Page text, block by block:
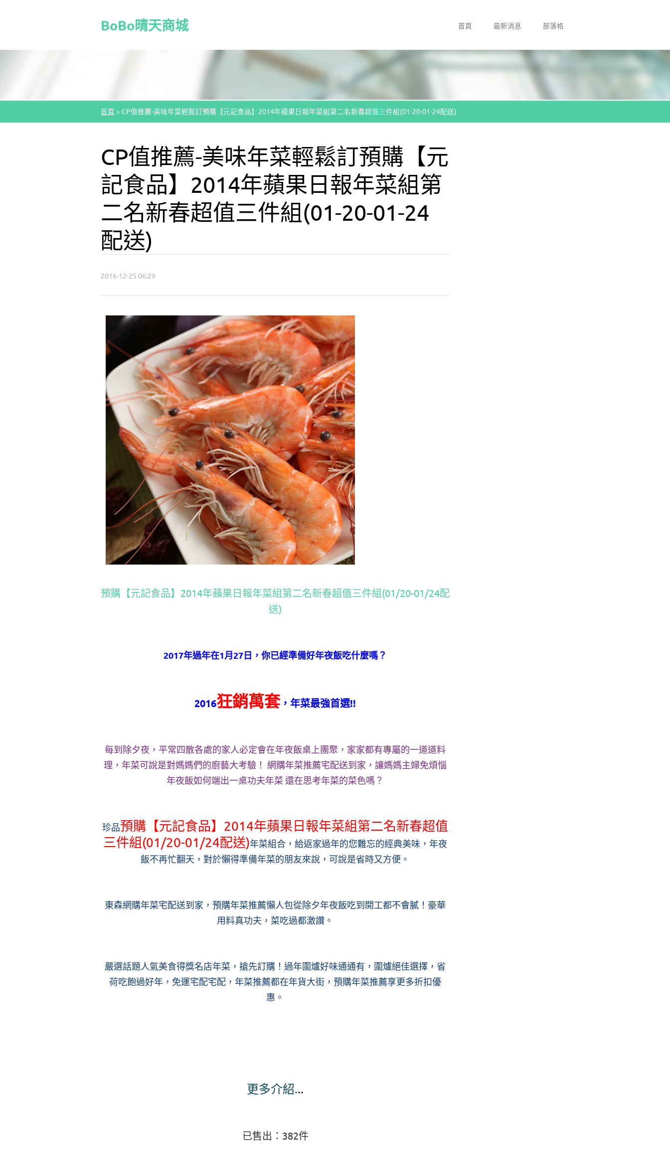
BoBo晴天商城 首頁 最新消息 部落格
首頁 > CP值推薦-美味年菜輕鬆訂預購【元記食品】2014年蘋果日報年菜組第二名新春超值三件組(01-20-01-24配送)
CP值推薦-美味年菜輕鬆訂預購【元
記食品】2014年蘋果日報年菜組第
二名新春超值三件組(01-20-01-24
配送)
2016-12-25 06:29
預購【元記食品】2014年蘋果日報年菜組第二名新春超值三件組(01/20-01/24配
送)
2017年過年在1月27日，你已經準備好年夜飯吃什麼嗎？
2016狂銷萬套，年菜最強首選!!
每到除夕夜，平常四散各處的家人必定會在年夜飯桌上團聚，家家都有專屬的一道道料
理，年菜可說是對媽媽們的廚藝大考驗！ 網購年菜推薦宅配送到家，讓媽媽主婦免煩惱
年夜飯如何端出一桌功夫年菜 還在思考年菜的菜色嗎？
珍品預購【元記食品】2014年蘋果日報年菜組第二名新春超值
三件組(01/20-01/24配送)年菜組合，給返家過年的您難忘的經典美味，年夜
飯不再忙翻天，對於懶得準備年菜的朋友來說，可說是省時又方便。
東森網購年菜宅配送到家，預購年菜推薦懶人包從除夕年夜飯吃到開工都不會膩！豪華
用料真功夫，菜吃過都激讚。
嚴選話題人氣美食得獎名店年菜，搶先訂購！過年圍爐好味通通有，圍爐絕佳選擇，省
荷吃飽過好年，免運宅配宅配，年菜推薦都在年貨大街，預購年菜推薦享更多折扣優
惠。
更多介紹...
已售出：382件